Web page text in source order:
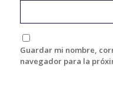
Guardar mi nombre,
navegador para la